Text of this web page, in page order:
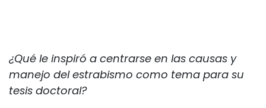
¿Qué le inspiró a centrarse en las causas y
manejo del estrabismo como tema para su
tesis doctoral?